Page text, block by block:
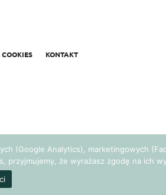
KONTAKT
(Google Analytics), marketingowych
przyjmujemy, że wyrażasz zgodę na ich